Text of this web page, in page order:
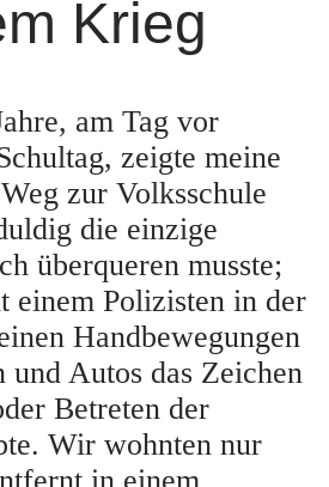
Krieg
am Tag vor
zeigte meine
zur Volksschule
die einzige
überqueren musste;
einem Polizisten in der
Handbewegungen
und Autos das Zeichen
Betreten der
Wir wohnten nur